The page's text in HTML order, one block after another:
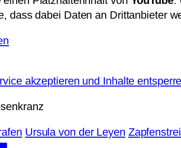
dass dabei Daten an Drittanbieter
akzeptieren und Inhalte
Ursula von der Leyen